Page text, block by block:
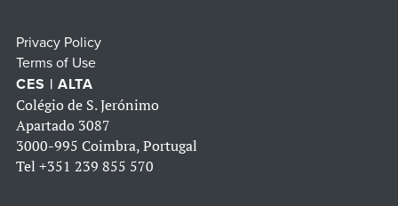
Privacy Policy
Terms of Use
CES | ALTA
Colégio de S. Jerónimo
Apartado 3087
3000-995 Coimbra, Portugal
Tel +351 239 855 570